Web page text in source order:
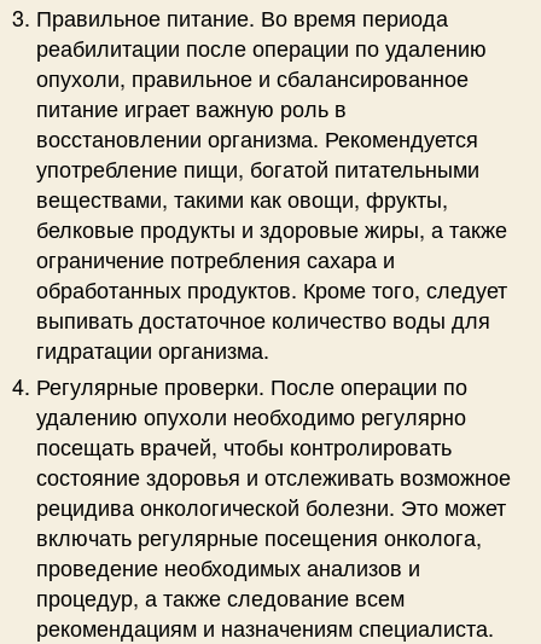
Правильное питание. Во время периода
реабилитации после операции по удалению
опухоли, правильное и сбалансированное
питание играет важную роль в
восстановлении организма. Рекомендуется
употребление пищи, богатой питательными
веществами, такими как овощи, фрукты,
белковые продукты и здоровые жиры, а также
ограничение потребления сахара и
обработанных продуктов. Кроме того, следует
выпивать достаточное количество воды для
гидратации организма.
Регулярные проверки. После операции по
удалению опухоли необходимо регулярно
посещать врачей, чтобы контролировать
состояние здоровья и отслеживать возможное
рецидива онкологической болезни. Это может
включать регулярные посещения онколога,
проведение необходимых анализов и
процедур, а также следование всем
рекомендациям и назначениям специалиста.